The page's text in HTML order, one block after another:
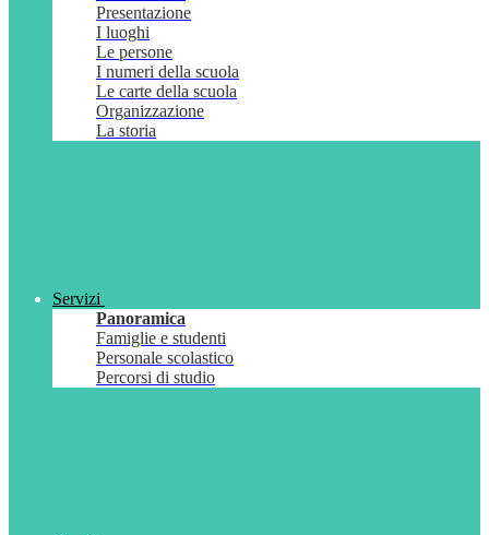
Presentazione
I luoghi
Le persone
I numeri della scuola
Le carte della scuola
Organizzazione
La storia
Servizi
Panoramica
Famiglie e studenti
Personale scolastico
Percorsi di studio